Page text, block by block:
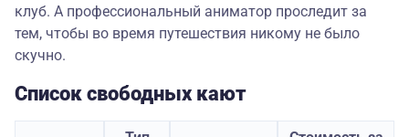
клуб. А профессиональный аниматор проследит за
тем, чтобы во время путешествия никому не было
скучно.
Список свободных кают